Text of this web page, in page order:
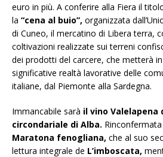
euro in più. A conferire alla Fiera il
la “cena al buio”, organizzata
di Cuneo, il mercatino di Libera terra,
coltivazioni realizzate sui terreni
dei prodotti del carcere, che metterà
significative realtà lavorative delle
italiane, dal Piemonte alla Sardegna.
Immancabile sarà il vino Valelapena
circondariale di Alba.
Maratona fenogliana, che al suo
lettura integrale de L’imboscata,